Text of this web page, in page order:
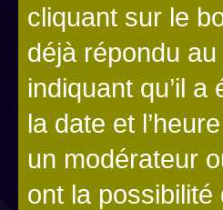
cliquant sur le
déjà répondu
indiquant qu’il
la date et
un modérateur
ont la possibilité